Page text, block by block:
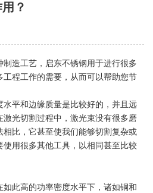
？
造工艺，启东不锈钢用于进行很多
程工作的需要，从而可以帮助您节
水平和边缘质量是比较好的，并且远
光切割过程中，激光束没有很多磨
比，它甚至使我们能够切割复杂或
使用很多其他工具，以相同甚至比较
此高的功率密度水平下，诸如铜和